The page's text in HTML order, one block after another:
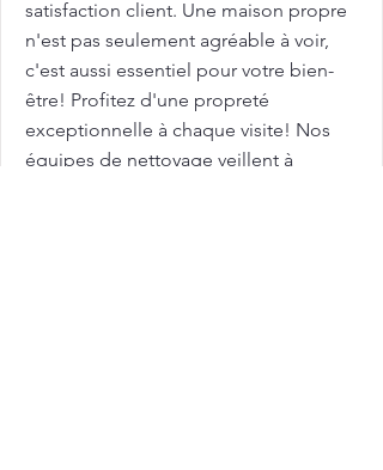
satisfaction client. Une maison propre
n'est pas seulement agréable à voir,
c'est aussi essentiel pour votre bien-
être! Profitez d'une propreté
exceptionnelle à chaque visite! Nos
équipes de nettoyage veillent à